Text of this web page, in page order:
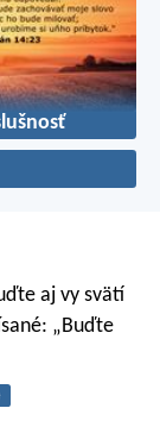
aj vy svätí
„Buďte